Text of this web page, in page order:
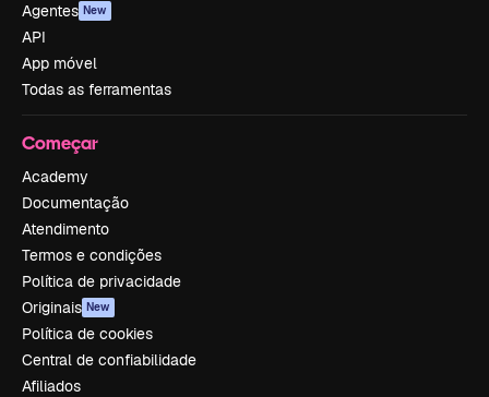
Agentes New
API
App móvel
Todas as ferramentas
Começar
Academy
Documentação
Atendimento
Termos e condições
Política de privacidade
Originais New
Política de cookies
Central de confiabilidade
Afiliados